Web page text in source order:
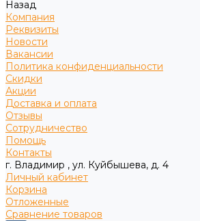
Назад
Компания
Реквизиты
Новости
Вакансии
Политика конфиденциальности
Скидки
Акции
Доставка и оплата
Отзывы
Сотрудничество
Помощь
Контакты
г. Владимир , ул. Куйбышева, д. 4
Личный кабинет
Корзина
Отложенные
Сравнение товаров